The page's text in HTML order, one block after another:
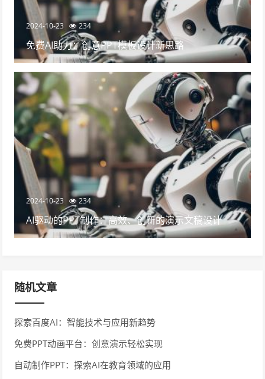
2024-10-23 234
免费AI助力：创意PPT模板设计新思路
2024-10-23 234
AI驱动的PPT制作：高效、创新的演示文稿设计
随机文章
探索百度AI：智能技术与应用新趋势
免费PPT动画平台：创意演示轻松实现
自动制作PPT：探索AI在教育领域的应用